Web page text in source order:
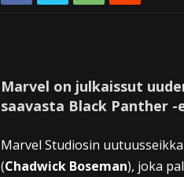
Marvel on julkaissut
saavasta Black Panther -
Marvel Studiosin
(Chadwick Boseman), joka